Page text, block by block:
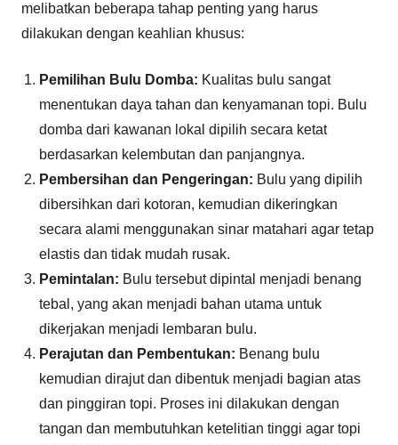
melibatkan beberapa tahap penting yang harus
dilakukan dengan keahlian khusus:
Pemilihan Bulu Domba: Kualitas bulu sangat
menentukan daya tahan dan kenyamanan topi. Bulu
domba dari kawanan lokal dipilih secara ketat
berdasarkan kelembutan dan panjangnya.
Pembersihan dan Pengeringan: Bulu yang dipilih
dibersihkan dari kotoran, kemudian dikeringkan
secara alami menggunakan sinar matahari agar tetap
elastis dan tidak mudah rusak.
Pemintalan: Bulu tersebut dipintal menjadi benang
tebal, yang akan menjadi bahan utama untuk
dikerjakan menjadi lembaran bulu.
Perajutan dan Pembentukan: Benang bulu
kemudian dirajut dan dibentuk menjadi bagian atas
dan pinggiran topi. Proses ini dilakukan dengan
tangan dan membutuhkan ketelitian tinggi agar topi